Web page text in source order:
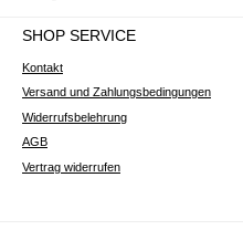
SHOP SERVICE
Kontakt
Versand und Zahlungsbedingungen
Widerrufsbelehrung
AGB
Vertrag widerrufen